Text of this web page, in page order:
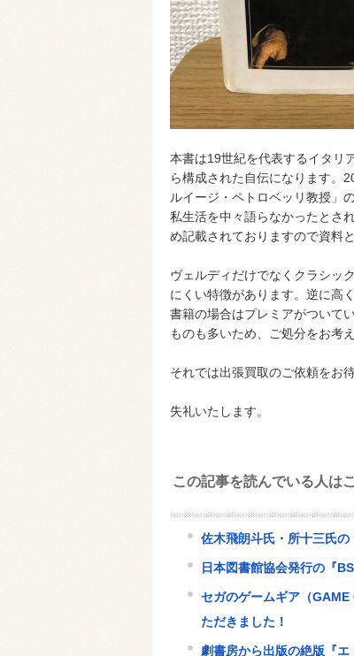
本書は19世紀を代表するイタリ
ら構成された自伝になります。
ルイージ・ペトロベッリ教授」
私生活を中々語らなかったとさ
め記載されておりますので資料
ヴェルディだけでなくクラシッ
にくい特徴があります。逆に高
書籍の場合はプレミアがついて
ものも多いため、ご処分をお考
それでは出張買取のご依頼をお
失礼いたします。
この記事を読んでいる人は
佐木飛朗斗氏・所十三氏の
日本図書館協会発行の『
セガのゲームギア（
ただきました！
劇書房から出版の絶版『